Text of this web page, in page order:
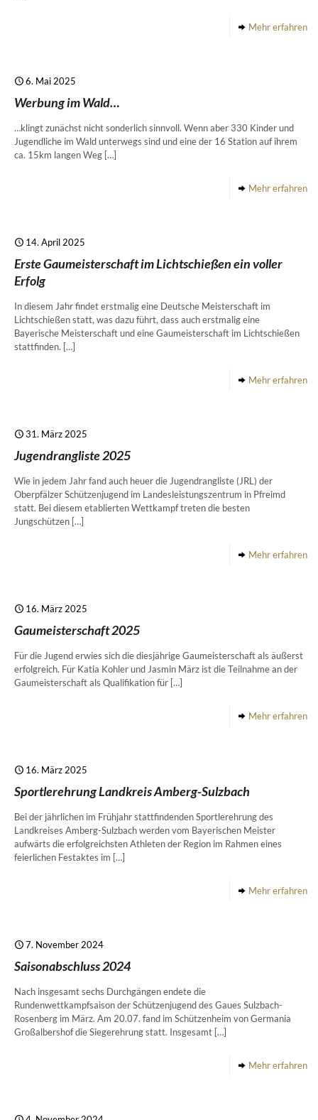
Mehr erfahren
6. Mai 2025
Werbung im Wald…
…klingt zunächst nicht sonderlich sinnvoll. Wenn aber 330 Kinder und
Jugendliche im Wald unterwegs sind und eine der 16 Station auf ihrem
ca. 15km langen Weg […]
Mehr erfahren
14. April 2025
Erste Gaumeisterschaft im Lichtschießen ein voller
Erfolg
In diesem Jahr findet erstmalig eine Deutsche Meisterschaft im
Lichtschießen statt, was dazu führt, dass auch erstmalig eine
Bayerische Meisterschaft und eine Gaumeisterschaft im Lichtschießen
stattfinden. […]
Mehr erfahren
31. März 2025
Jugendrangliste 2025
Wie in jedem Jahr fand auch heuer die Jugendrangliste (JRL) der
Oberpfälzer Schützenjugend im Landesleistungszentrum in Pfreimd
statt. Bei diesem etablierten Wettkampf treten die besten
Jungschützen […]
Mehr erfahren
16. März 2025
Gaumeisterschaft 2025
Für die Jugend erwies sich die diesjährige Gaumeisterschaft als äußerst
erfolgreich. Für Katia Kohler und Jasmin März ist die Teilnahme an der
Gaumeisterschaft als Qualifikation für […]
Mehr erfahren
16. März 2025
Sportlerehrung Landkreis Amberg-Sulzbach
Bei der jährlichen im Frühjahr stattfindenden Sportlerehrung des
Landkreises Amberg-Sulzbach werden vom Bayerischen Meister
aufwärts die erfolgreichsten Athleten der Region im Rahmen eines
feierlichen Festaktes im […]
Mehr erfahren
7. November 2024
Saisonabschluss 2024
Nach insgesamt sechs Durchgängen endete die
Rundenwettkampfsaison der Schützenjugend des Gaues Sulzbach-
Rosenberg im März. Am 20.07. fand im Schützenheim von Germania
Großalbershof die Siegerehrung statt. Insgesamt […]
Mehr erfahren